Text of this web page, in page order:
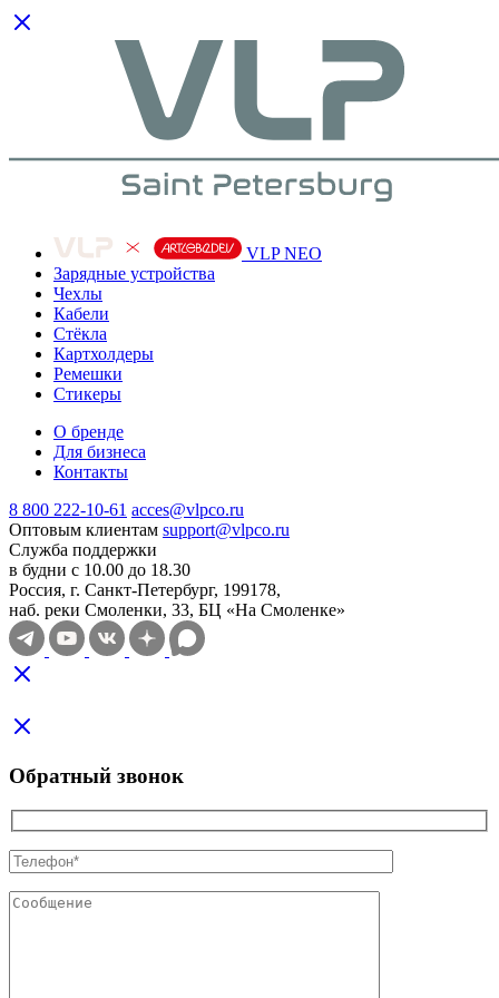
VLP NEO
Зарядные устройства
Чехлы
Кабели
Cтёкла
Картхолдеры
Ремешки
Стикеры
О бренде
Для бизнеса
Контакты
8 800 222-10-61 acces@vlpco.ru
Оптовым клиентам support@vlpco.ru
Служба поддержки
в будни с 10.00 до 18.30
Россия, г. Санкт-Петербург, 199178,
наб. реки Смоленки, 33, БЦ «На Смоленке»
Обратный звонок